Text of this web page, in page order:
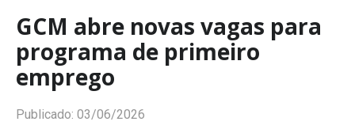
GCM abre novas vagas para
programa de primeiro
emprego
Publicado: 03/06/2026